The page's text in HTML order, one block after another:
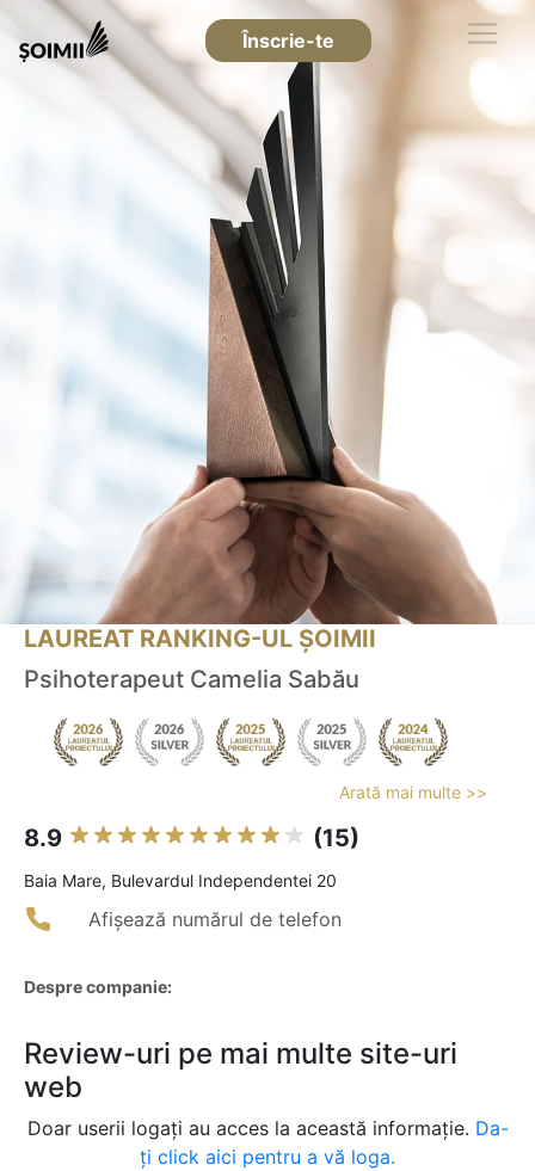
Înscrie-te
LAUREAT RANKING-UL ȘOIMII
Psihoterapeut Camelia Sabău
Arată mai multe >>
8.9 (15)
Baia Mare, Bulevardul Independentei 20
Afișează numărul de telefon
Despre companie:
Review-uri pe mai multe site-uri
web
Doar userii logați au acces la această informație. Da-
ți click aici pentru a vă loga.